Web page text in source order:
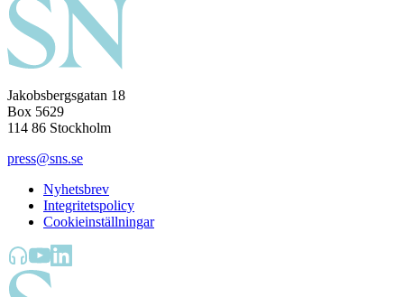
Jakobsbergsgatan 18
Box 5629
114 86 Stockholm
press@sns.se
Nyhetsbrev
Integritetspolicy
Cookieinställningar